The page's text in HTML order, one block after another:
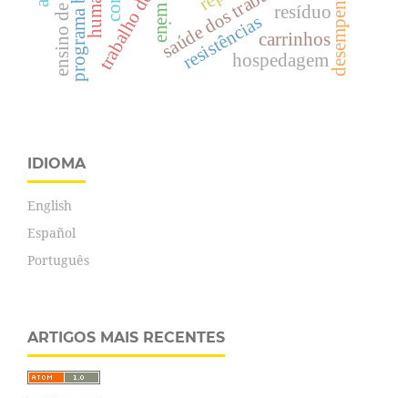
enem resíduo
. resistênciashospedagem
carrinhos
IDIOMA
English
Español
Português
ARTIGOS MAIS RECENTES